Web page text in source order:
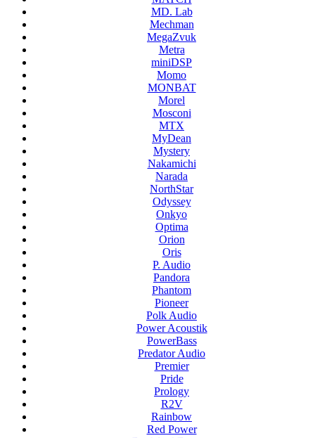
MD. Lab
Mechman
MegaZvuk
Metra
miniDSP
Momo
MONBAT
Morel
Mosconi
MTX
MyDean
Mystery
Nakamichi
Narada
NorthStar
Odyssey
Onkyo
Optima
Orion
Oris
P. Audio
Pandora
Phantom
Pioneer
Polk Audio
Power Acoustik
PowerBass
Predator Audio
Premier
Pride
Prology
R2V
Rainbow
Red Power